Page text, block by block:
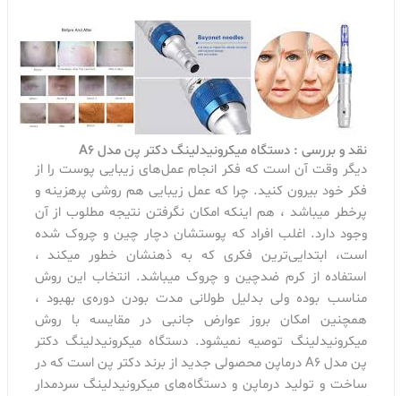
نقد و بررسی : دستگاه میکرونیدلینگ دکتر پن مدل A6
دیگر وقت آن است که فکر انجام عمل‌های زیبایی پوست را از
فکر خود بیرون کنید. چرا که عمل زیبایی هم روشی پرهزینه و
پرخطر میباشد ، هم اینکه امکان نگرفتن نتیجه مطلوب از آن
وجود دارد. اغلب افراد که پوستشان دچار چین و چروک شده
است، ابتدایی‌ترین فکری که به ذهنشان خطور میکند ،
استفاده از کرم ضدچین و چروک میباشد. انتخاب این روش
مناسب بوده ولی بدلیل طولانی مدت بودن دوره‌ی بهبود ،
همچنین امکان بروز عوارض جانبی در مقایسه با روش
میکرونیدلینگ توصیه نمیشود. دستگاه میکرونیدلینگ دکتر
پن مدل A6 درماپن محصولی جدید از برند دکتر پن است که در
ساخت و تولید درماپن و دستگاه‌های میکرونیدلینگ سردمدار